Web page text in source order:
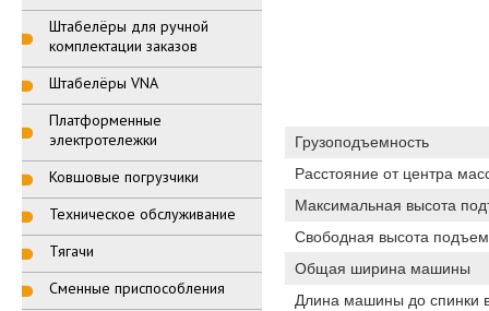
Штабелёры для ручной
комплектации заказов
Штабелёры VNA
Платформенные
электротележки
Ковшовые погрузчики
Техническое обслуживание
Тягачи
Сменные приспособления
Грузоподъемность
Расстояние от центра
Максимальная высота
Свободная высота
Общая ширина машины
Длина машины до спинки